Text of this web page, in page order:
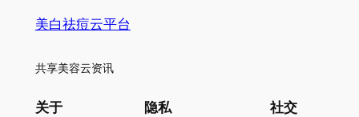
美白祛痘云平台
共享美容云资讯
关于 隐私 社交